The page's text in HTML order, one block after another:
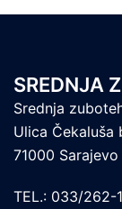
SREDNJA
Srednja
Ulica Čekaluša
71000 Sarajevo
TEL.: 033/262-